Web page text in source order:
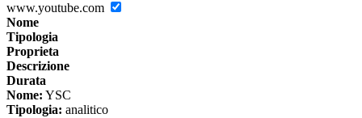
www.youtube.com
Nome
Tipologia
Proprieta
Descrizione
Durata
Nome: YSC
Tipologia: analitico